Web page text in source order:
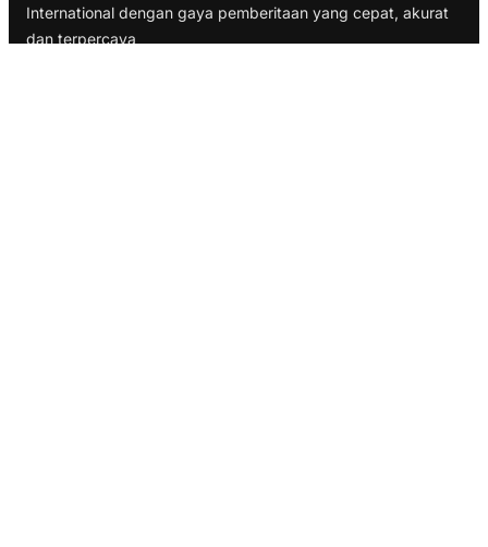
International dengan gaya pemberitaan yang cepat, akurat
dan terpercaya